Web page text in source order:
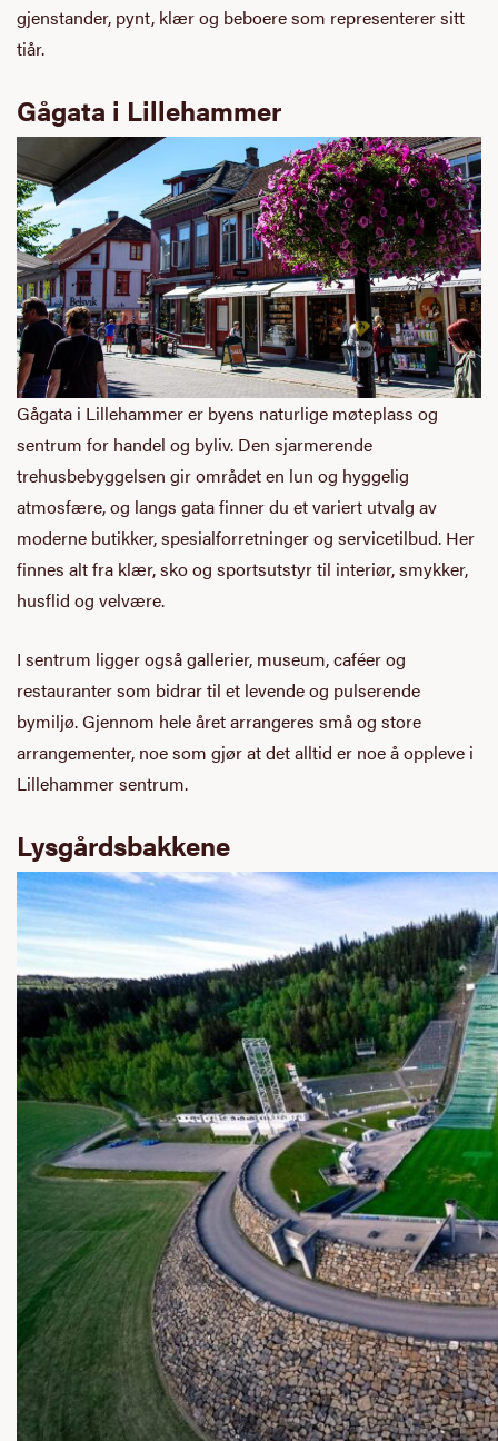
gjenstander, pynt, klær og beboere som representerer sitt
tiår.
Gågata i Lillehammer
Gågata i Lillehammer er byens naturlige møteplass og
sentrum for handel og byliv. Den sjarmerende
trehusbebyggelsen gir området en lun og hyggelig
atmosfære, og langs gata finner du et variert utvalg av
moderne butikker, spesialforretninger og servicetilbud. Her
finnes alt fra klær, sko og sportsutstyr til interiør, smykker,
husflid og velvære.
I sentrum ligger også gallerier, museum, caféer og
restauranter som bidrar til et levende og pulserende
bymiljø. Gjennom hele året arrangeres små og store
arrangementer, noe som gjør at det alltid er noe å oppleve i
Lillehammer sentrum.
Lysgårdsbakkene